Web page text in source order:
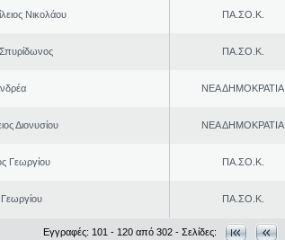
Νικολάου ΠΑ.ΣΟ.Κ.
ΠΑ.ΣΟ.Κ.
ΝΕΑ ΔΗΜΟΚΡΑΤΙΑ
Διονυσίου ΝΕΑ ΔΗΜΟΚΡΑΤΙΑ
Γεωργίου ΠΑ.ΣΟ.Κ.
ΠΑ.ΣΟ.Κ.
Εγγραφές: 101 - 120 από 302 - Σελίδες: